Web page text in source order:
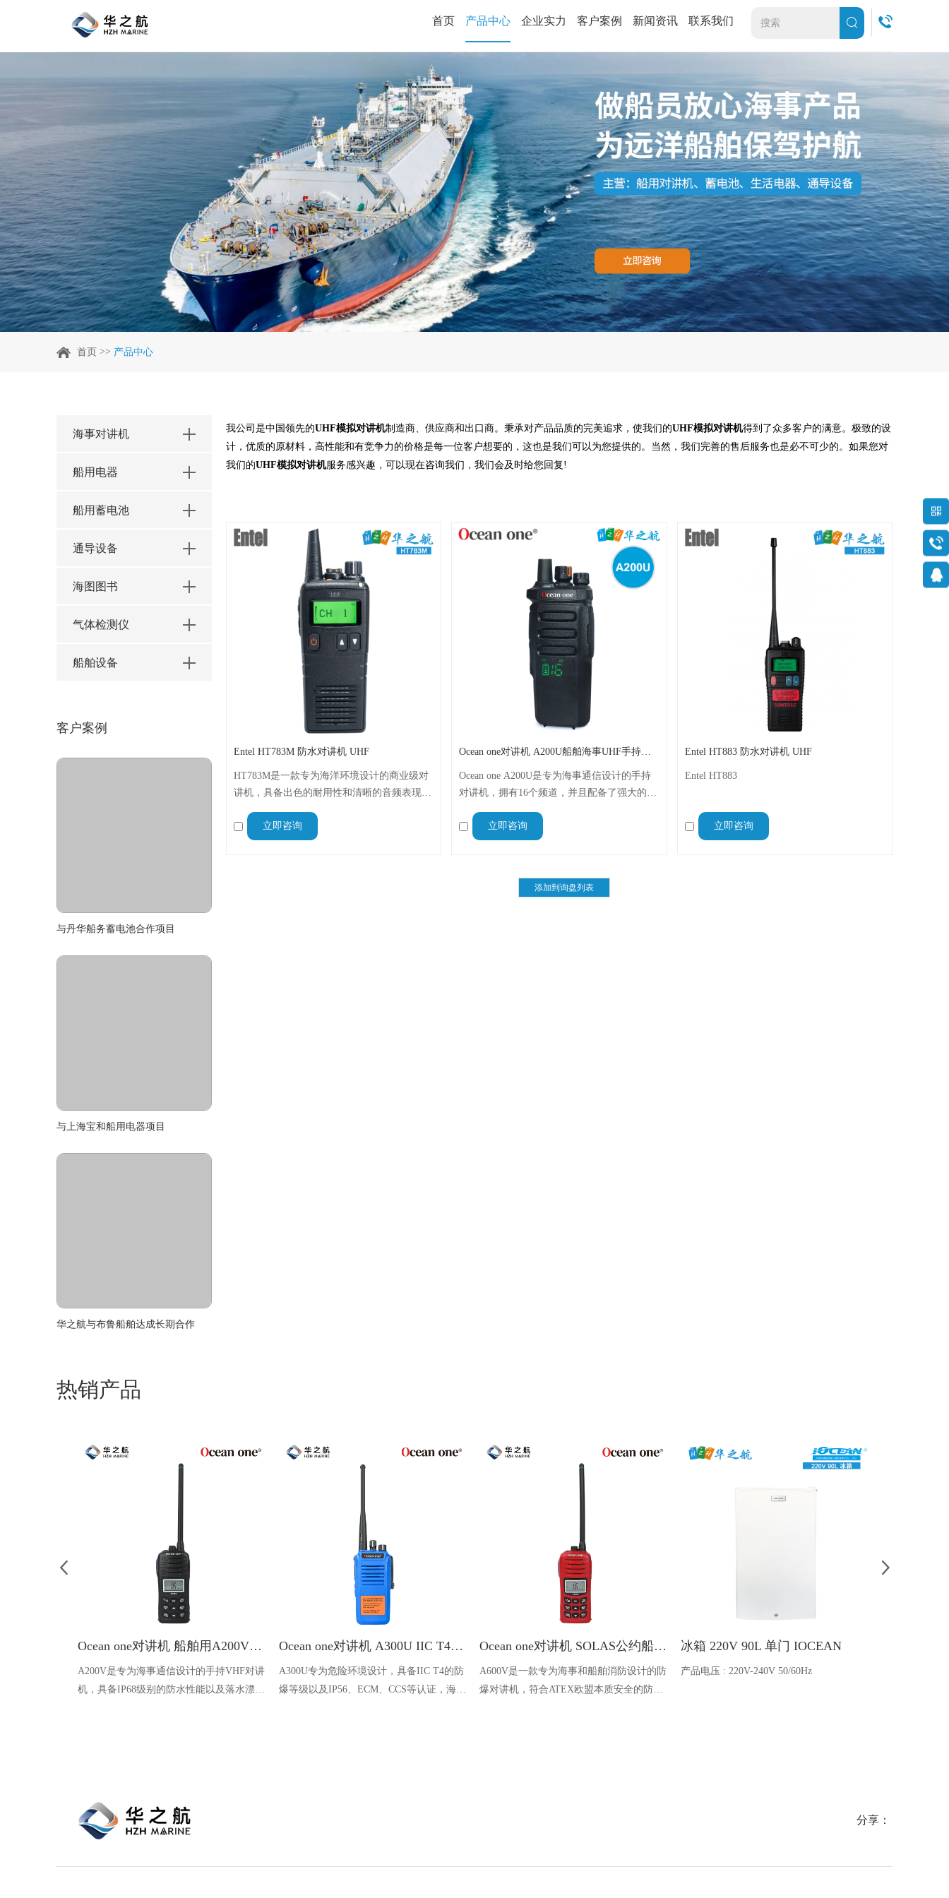
首页 产品中心 企业实力 客户案例 新闻资讯 联系我们
首页 >> 产品中心
我公司是中国领先的UHF模拟对讲机制造商、供应商和出口商。秉承对产品品质的完美追求，使我们的UHF模拟对讲机得到了众多客户的满意。极致的设
计，优质的原材料，高性能和有竞争力的价格是每一位客户想要的，这也是我们可以为您提供的。当然，我们完善的售后服务也是必不可少的。如果您对
我们的UHF模拟对讲机服务感兴趣，可以现在咨询我们，我们会及时给您回复!
Entel HT783M 防水对讲机 UHF
HT783M是一款专为海洋环境设计的商业级对
讲机，具备出色的耐用性和清晰的音频表现。
拥有IP68的防水等级，配备了2200mAh的锂离
子电池，提供长时间的使用。
立即咨询
Ocean one对讲机 A200U船舶海事UHF手持对讲机
Ocean one A200U是专为海事通信设计的手持
对讲机，拥有16个频道，并且配备了强大的
5W输出功率，IP54的防水等级能够抵御水花
和尘埃。通过了多项权威认证，包括CE认
证、FCC认证和RoHS认证
立即咨询
Entel HT883 防水对讲机 UHF
Entel HT883
立即咨询
海事对讲机
船用电器
船用蓄电池
通导设备
海图图书
气体检测仪
船舶设备
客户案例
与丹华船务蓄电池合作项目
与上海宝和船用电器项目
华之航与布鲁船舶达成长期合作
热销产品
Ocean one对讲机 船舶用A200V漂浮式手持防水对讲机
A200V是专为海事通信设计的手持VHF对讲
机，具备IP68级别的防水性能以及落水漂浮
Ocean one对讲机 A300U IIC T4氢气防爆对讲机 船舶消防本质安全无线电
A300U专为危险环境设计，具备IIC T4的防
爆等级以及IP56、ECM、CCS等认证，海上
Ocean one对讲机 SOLAS公约船舶消防A600V ATEX防爆对讲机
A600V是一款专为海事和船舶消防设计的防
爆对讲机，符合ATEX欧盟本质安全的防爆
冰箱 220V 90L 单门 IOCEAN
产品电压 : 220V-240V 50/60Hz
分享：